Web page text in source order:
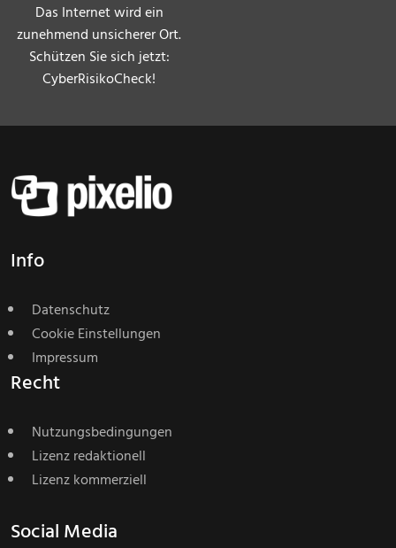
Das Internet wird ein
zunehmend unsicherer Ort.
Schützen Sie sich jetzt:
CyberRisikoCheck!
Info
Datenschutz
Cookie Einstellungen
Impressum
Recht
Nutzungsbedingungen
Lizenz redaktionell
Lizenz kommerziell
Social Media